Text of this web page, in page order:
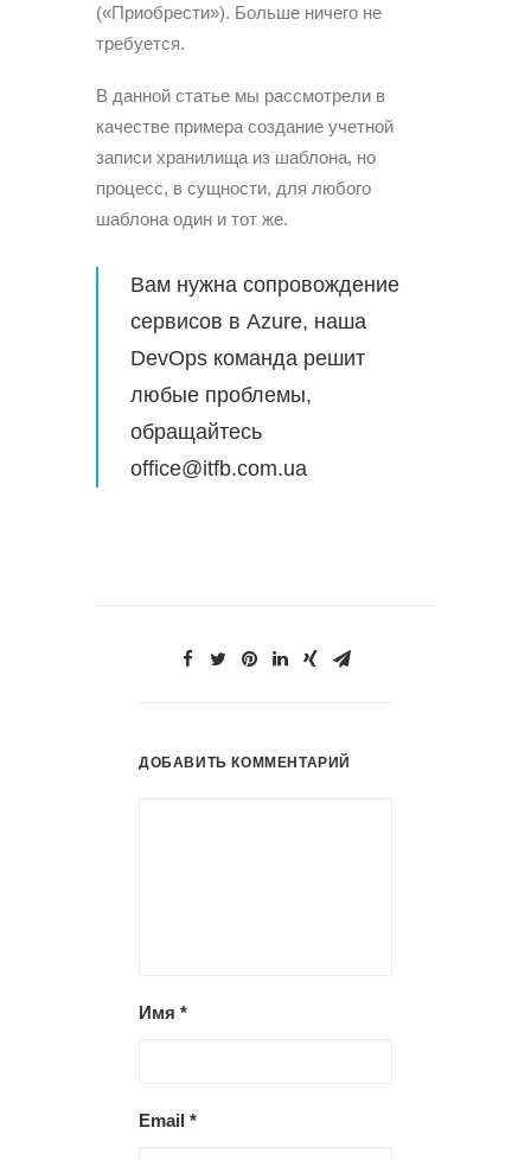
(«Приобрести»). Больше ничего не
требуется.
В данной статье мы рассмотрели в
качестве примера создание учетной
записи хранилища из шаблона, но
процесс, в сущности, для любого
шаблона один и тот же.
Вам нужна сопровождение
сервисов в Azure, наша
DevOps команда решит
любые проблемы,
обращайтесь
office@itfb.com.ua
ДОБАВИТЬ КОММЕНТАРИЙ
Имя *
Email *